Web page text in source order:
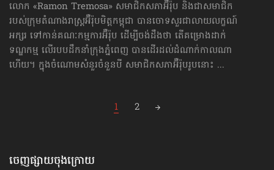
លោក «Ramon Tremosa» សមាជិកសភាអ៊ឺរ៉ុប និងជាសមាជិក
របស់ក្រុម​តំណាងរាស្ត្រអ៊ឺរ៉ុបមិត្តកម្ពុជា បានចោទសួរជាលាយលក្ខណ៍
អក្សរ ទៅកាន់គណៈកម្មការអ៊ឺរ៉ុប ដើម្បីចង់ដឹងថា តើគម្រោងដាក់
ទណ្ឌកម្ម លើរបបដឹកនាំក្រុងភ្នំពេញ បានដើរដល់ដំណាក់កាលណា
ហើយ។ ក្នុងចំណោមសំនួរចំនួនបី សមាជិកសភាអ៊ឺរ៉ុបរូបនោះ ...
1 2
ចេញផ្សាយចុងក្រោយ